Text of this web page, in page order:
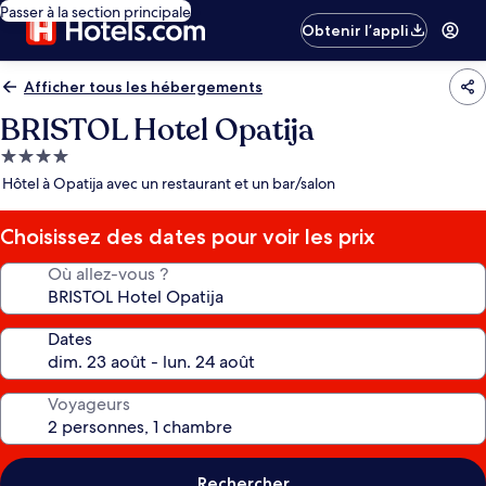
Passer à la section principale
Obtenir l’appli
Afficher tous les hébergements
BRISTOL Hotel Opatija
Hébergement
4.0 étoiles
Hôtel à Opatija avec un restaurant et un bar/salon
Choisissez des dates pour voir les prix
Où allez-vous ?
Dates
Voyageurs